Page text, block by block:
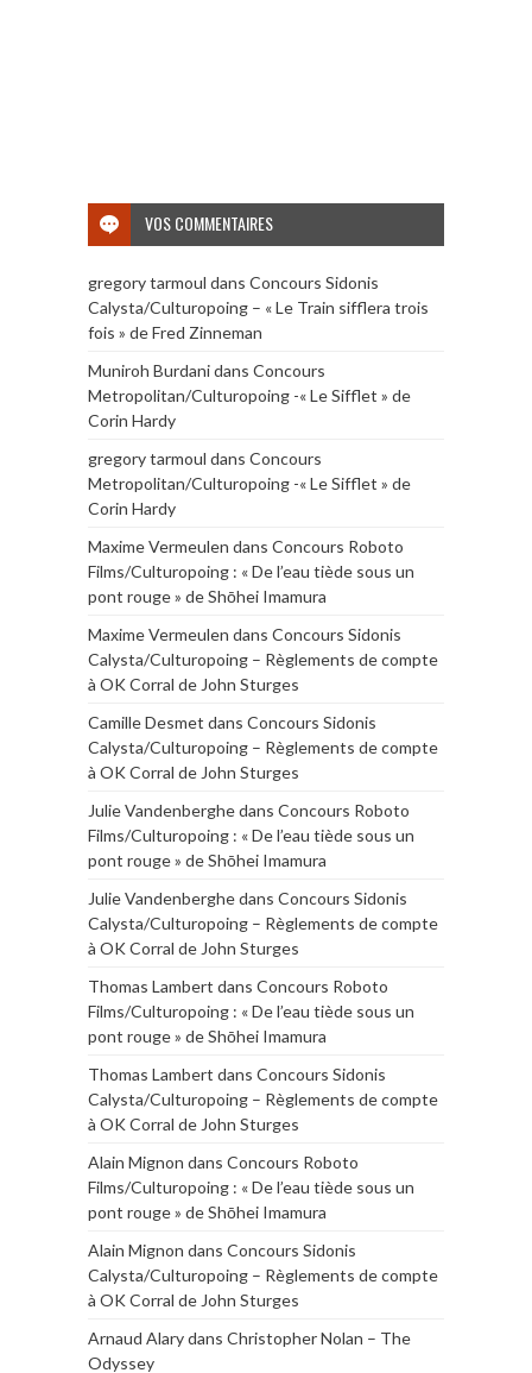
VOS COMMENTAIRES
gregory tarmoul dans Concours Sidonis
Calysta/Culturopoing – « Le Train sifflera trois
fois » de Fred Zinneman
Muniroh Burdanidans Concours
Metropolitan/Culturopoing -« Le Sifflet » de
Corin Hardy
gregory tarmoul dans Concours
Metropolitan/Culturopoing -« Le Sifflet » de
Corin Hardy
Maxime Vermeulen dans Concours Roboto
Films/Culturopoing : « De l’eau tiède sous un
pont rouge » de Shōhei Imamura
Maxime Vermeulen dans Concours Sidonis
Calysta/Culturopoing – Règlements de compte
à OK Corral de John Sturges
Camille Desmet dans Concours Sidonis
Calysta/Culturopoing – Règlements de compte
à OK Corral de John Sturges
Julie Vandenberghedans Concours Roboto
Films/Culturopoing : « De l’eau tiède sous un
pont rouge » de Shōhei Imamura
Julie Vandenberghedans Concours Sidonis
Calysta/Culturopoing – Règlements de compte
à OK Corral de John Sturges
Thomas Lambert dans Concours Roboto
Films/Culturopoing : « De l’eau tiède sous un
pont rouge » de Shōhei Imamura
Thomas Lambert dans Concours Sidonis
Calysta/Culturopoing – Règlements de compte
à OK Corral de John Sturges
Alain Mignon dans Concours Roboto
Films/Culturopoing : « De l’eau tiède sous un
pont rouge » de Shōhei Imamura
Alain Mignon dans Concours Sidonis
Calysta/Culturopoing – Règlements de compte
à OK Corral de John Sturges
Arnaud Alarydans Christopher Nolan – The
Odyssey